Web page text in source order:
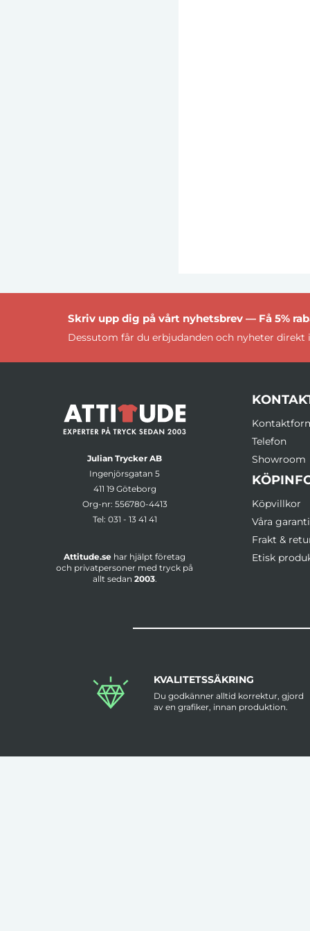
Skriv upp dig på vårt nyhetsbrev — Få 5%
Dessutom får du erbjudanden och nyheter direkt
Julian Trycker AB
Ingenjörsgatan 5
411 19 Göteborg
Org-nr: 556780-4413
Tel: 031 - 13 41 41
Attitude.se har hjälpt företag
och privatpersoner med tryck på
allt sedan 2003.
Telefon
Showroom
Köpvillkor
Våra
Frakt &
Etisk
KVALITETSSÄKRING
Du godkänner alltid korrektur, gjord
av en grafiker, innan produktion.